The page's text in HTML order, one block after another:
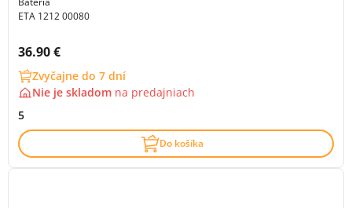
ETA 1212 00080
Cena s DPH:
36.90 €
Zvyčajne do 7 dní
Nie je skladom na predajniach
5
Do košíka